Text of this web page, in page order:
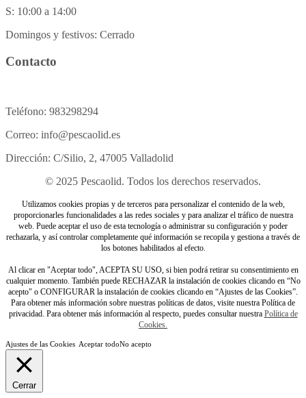
S: 10:00 a 14:00
Domingos y festivos: Cerrado
Contacto
Teléfono: 983298294
Correo: info@pescaolid.es
Dirección: C/Silio, 2, 47005 Valladolid
© 2025 Pescaolid. Todos los derechos reservados.
Utilizamos cookies propias y de terceros para personalizar el contenido de la web,
proporcionarles funcionalidades a las redes sociales y para analizar el tráfico de nuestra
web. Puede aceptar el uso de esta tecnología o administrar su configuración y poder
rechazarla, y así controlar completamente qué información se recopila y gestiona a través de
los botones habilitados al efecto.
Al clicar en "Aceptar todo", ACEPTA SU USO, si bien podrá retirar su consentimiento en
cualquier momento. También puede RECHAZAR la instalación de cookies clicando en “No
acepto" o CONFIGURAR la instalación de cookies clicando en “Ajustes de las Cookies”.
Para obtener más información sobre nuestras políticas de datos, visite nuestra Política de
privacidad. Para obtener más información al respecto, puedes consultar nuestra Política de
Cookies.
Ajustes de las Cookies Aceptar todoNo acepto
Cerrar